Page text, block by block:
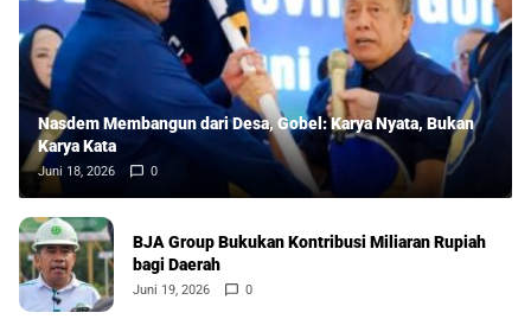
Nasdem Membangun dari Desa, Gobel: Karya Nyata, Bukan
Karya Kata
Juni 18, 2026 0
BJA Group Bukukan Kontribusi Miliaran Rupiah
bagi Daerah
Juni 19, 2026 0